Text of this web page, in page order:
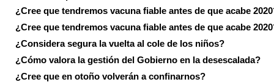
¿Cree que tendremos vacuna fiable antes de que acabe
¿Cree que tendremos vacuna fiable antes de que acabe
¿Considera segura la vuelta al cole de los niños?
¿Cómo valora la gestión del Gobierno en la desescalada?
¿Cree que en otoño volverán a confinarnos?